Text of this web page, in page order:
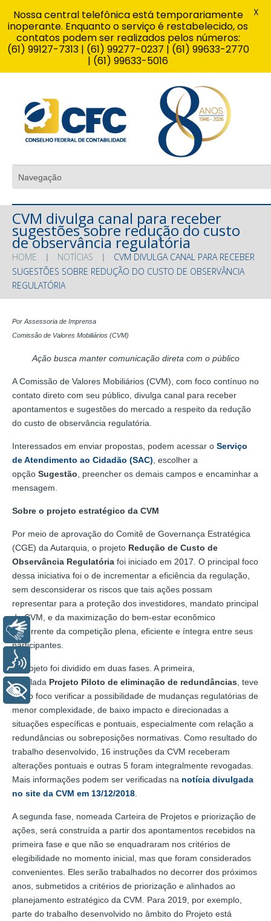
CVM divulga canal para receber
sugestões sobre redução do custo
de observância regulatória
HOME NOTÍCIAS
CVM DIVULGA CANAL PARA RECEBER
SUGESTÕES SOBRE REDUÇÃO DO CUSTO DE OBSERVÂNCIA
REGULATÓRIA
Por Assessoria de Imprensa
Comissão de Valores Mobiliários (CVM)
Ação busca manter comunicação direta com o público
A Comissão de Valores Mobiliários (CVM), com foco contínuo no
contato direto com seu público, divulga canal para receber
apontamentos e sugestões do mercado a respeito da redução
do custo de observância regulatória.
Interessados em enviar propostas, podem acessar o Serviço
de Atendimento ao Cidadão (SAC) , escolher a
opção Sugestão , preencher os demais campos e encaminhar a
mensagem.
Sobre o projeto estratégico da CVM
Por meio de aprovação do Comitê de Governança Estratégica
(CGE) da Autarquia, o projeto Redução de Custo de
Observância Regulatória foi iniciado em 2017. O principal foco
dessa iniciativa foi o de incrementar a eficiência da regulação,
sem desconsiderar os riscos que tais ações possam
representar para a proteção dos investidores, mandato principal
da CVM, e da maximização do bem-estar econômico
decorrente da competição plena, eficiente e íntegra entre seus
participantes.
O projeto foi dividido em duas fases. A primeira,
intitulada Projeto Piloto de eliminação de redundâncias , teve
como foco verificar a possibilidade de mudanças regulatórias de
menor complexidade, de baixo impacto e direcionadas a
situações específicas e pontuais, especialmente com relação a
redundâncias ou sobreposições normativas. Como resultado do
trabalho desenvolvido, 16 instruções da CVM receberam
alterações pontuais e outras 5 foram integralmente revogadas.
Mais informações podem ser verificadas na notícia divulgada
no site da CVM em 13/12/2018
A segunda fase, nomeada Carteira de Projetos e priorização de
ações, será construída a partir dos apontamentos recebidos na
primeira fase e que não se enquadraram nos critérios de
elegibilidade no momento inicial, mas que foram considerados
convenientes. Eles serão trabalhados no decorrer dos próximos
anos, submetidos a critérios de priorização e alinhados ao
planejamento estratégico da CVM. Para 2019, por exemplo,
parte do trabalho desenvolvido no âmbito do Projeto está
Nossa central telefônica está temporariamente
inoperante. Enquanto o serviço é restabelecido, os
contatos podem ser realizados pelos números:
(61) 99127-7313 | (61) 99277-0237 | (61) 99633-2770
| (61) 99633-5016
X
Libras
+ Acessibilidade